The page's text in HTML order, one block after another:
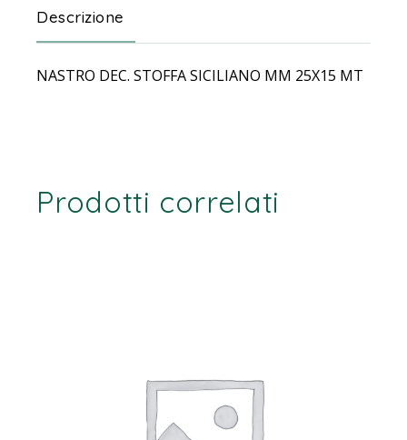
Descrizione
NASTRO DEC. STOFFA SICILIANO MM 25X15 MT
Prodotti correlati